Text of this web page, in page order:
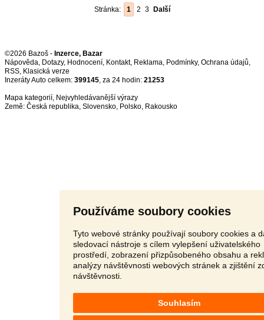
Používáme soubory cookies
Tyto webové stránky používají soubory cookies a
sledovací nástroje s cílem vylepšení uživatelského
prostředí, zobrazení přizpůsobeného obsahu a
analýzy návštěvnosti webových stránek a zjištění
návštěvnosti.
Souhlasím
Stránka: 1 2 3 Další
©2026 Bazoš - Inzerce, Bazar
Nápověda, Dotazy, Hodnocení, Kontakt, Reklama, Podmínky, Ochrana údajů,
RSS,
Inzeráty Auto celkem: 399145, za 24 hodin: 21253
Mapa kategorií, Nejvyhledávanější výrazy
Země: Česká republika, Slovensko, Polsko, Rakousko